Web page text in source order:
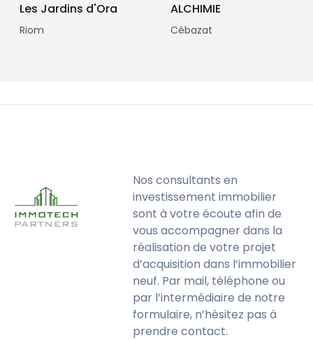
Les Jardins d'Ora
Riom
ALCHIMIE
Cébazat
Nos consultants en
investissement immobilier
sont à votre écoute afin de
vous accompagner dans la
réalisation de votre projet
d’acquisition dans l’immobilier
neuf. Par mail, téléphone ou
par l’intermédiaire de notre
formulaire, n’hésitez pas à
prendre contact.